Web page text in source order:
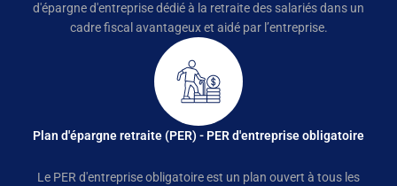
d'épargne d'entreprise dédié à la retraite des salariés dans un
cadre fiscal avantageux et aidé par l’entreprise.
Plan d'épargne retraite (PER) - PER d'entreprise obligatoire
Le PER d'entreprise obligatoire est un plan ouvert à tous les